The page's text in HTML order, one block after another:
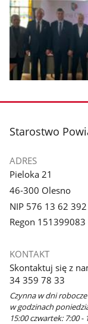
zdjęcie
galerii.
stopka
Starostwo
ADRES
Pieloka 21
46-300 Olesno
NIP 576 13 62 392
Regon 151399083
KONTAKT
Skontaktuj się z
34 359 78 33
Czynna w dni robocze
w godzinach
15:00 czwartek: 7:00 -